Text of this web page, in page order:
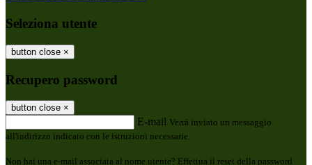
Seleziona utente
button close ×
Recupero password
button close ×
E-mail Verrà inviato un messaggio
all'indirizzo indicato con le istruzioni necessarie.
Non hai una e-mail associata al nome utente? Effettua il reset della password